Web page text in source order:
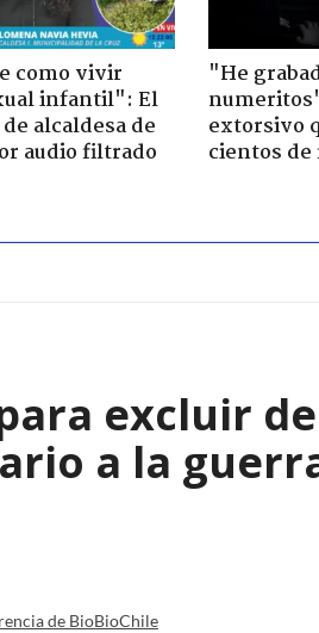
como vivir
infantil": El
alcaldesa de
audio filtrado
"He
extorsivo
cientos de
excluir
a la
de BioBioChile